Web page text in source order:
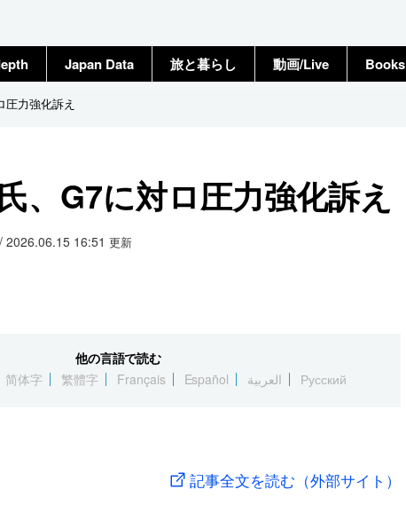
Japan Data 旅と暮らし 動画/Live Books
力強化訴え
、G7に対ロ圧力強化訴え
16:51 更新
他の言語で読む
简体字 繁體字 Français Español العربية Русский
記事全文を読む（外部サイト）